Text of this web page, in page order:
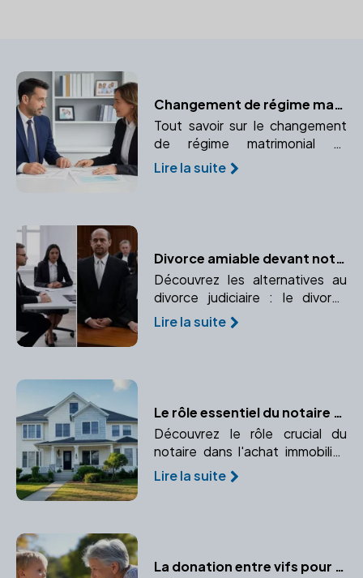
Changement de régime matrimonial
Tout savoir sur le changement
de régime matrimonial et
pourquoi consulter un notaire
pour cette démarche
Lire la suite
Divorce amiable devant notaire ou procédure judiciaire : quelles différences ?
Découvrez les alternatives au
divorce judiciaire : le divorce
amiable devant notaire et la
procédure judiciaire. Comparez
Lire la suite
Le rôle essentiel du notaire dans l'achat immobilier
Découvrez le rôle crucial du
notaire dans l'achat immobilier,
de la validation juridique à la
sécurisation de la transaction.
Lire la suite
La donation entre vifs pour optimiser la transmission de patrimoine